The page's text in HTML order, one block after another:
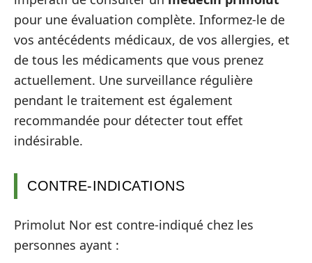
pour une évaluation complète. Informez-le de
vos antécédents médicaux, de vos allergies, et
de tous les médicaments que vous prenez
actuellement. Une surveillance régulière
pendant le traitement est également
recommandée pour détecter tout effet
indésirable.
CONTRE-INDICATIONS
Primolut Nor est contre-indiqué chez les
personnes ayant :